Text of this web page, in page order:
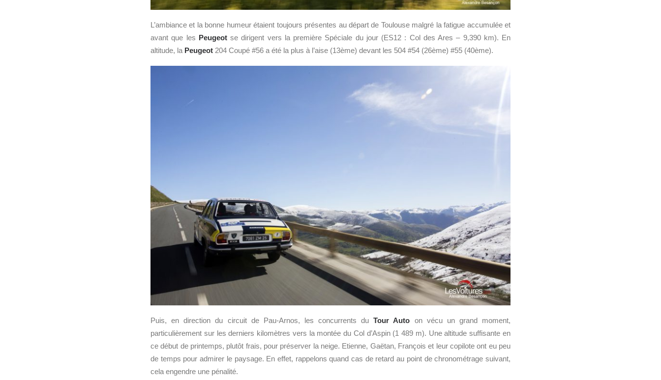
L’ambiance et la bonne humeur étaient toujours présentes au départ de Toulouse malgré la fatigue accumulée et
avant que les Peugeotse dirigent vers la première Spéciale du jour (ES12 : Col des Ares – 9,390 km). En
altitude, la Peugeot 204 Coupé #56 a été la plus à l’aise (13ème) devant les 504 #54 (26ème) #55 (40ème).
Puis, en direction du circuit de Pau-Arnos, les concurrents duTour Auto on vécu un grand moment,
particulièrement sur les derniers kilomètres vers la montée du Col d’Aspin (1 489 m). Une altitude suffisante en
ce début de printemps, plutôt frais, pour préserver la neige. Etienne, Gaëtan, François et leur copilote ont eu peu
de temps pour admirer le paysage. En effet, rappelons quand cas de retard au point de chronométrage suivant,
cela engendre une pénalité.